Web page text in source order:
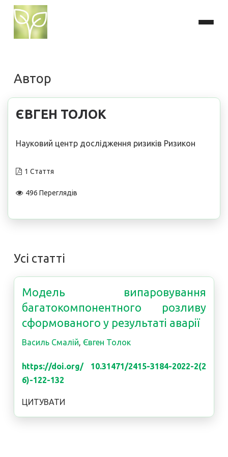
Автор
ЄВГЕН ТОЛОК
Науковий центр дослідження ризиків Ризикон
1 Стаття
496 Переглядів
Усі статті
Модель випаровування
багатокомпонентного розливу
сформованого у результаті аварії
Василь Смалій, Євген Толок
https://doi.org/ 10.31471/2415-3184-2022-2(2
6)-122-132
ЦИТУВАТИ